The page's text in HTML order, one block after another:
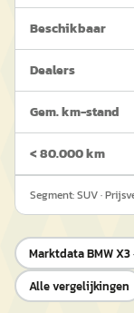
Beschikbaar
Dealers
Gem. km-stand
< 80.000 km
Segment:SUV·
MarktdataBMW X3
Alle vergelijkingen